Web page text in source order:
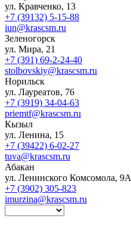
ул. Кравченко, 13
+7 (39132) 5-15-88
iun@krascsm.ru
Зеленогорск
ул. Мира, 21
+7 (391) 69-2-24-40
stolbovskiy@krascsm.ru
Норильск
ул. Лауреатов, 76
+7 (3919) 34-04-63
priemtf@krascsm.ru
Кызыл
ул. Ленина, 15
+7 (39422) 6-02-27
tuva@krascsm.ru
Абакан
ул. Ленинского Комсомола, 9А
+7 (3902) 305-823
imurzina@krascsm.ru